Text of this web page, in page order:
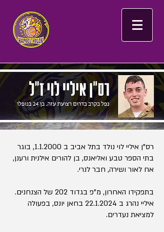
רס"ן איליי לוי נולד בתל אביב ב 1.1.2000, בוגר
בתי הספר טבע ואליאנס, בן להורים אילנית ורענן,
אח לאור ושירה, חבר לנרי.
בתפקידו האחרון, מ"פ בגדוד 202 של הצנחנים.
איליי נהרג ב 22.1.2024 בחאן יונס, בפעולה
למציאת נעדרים.